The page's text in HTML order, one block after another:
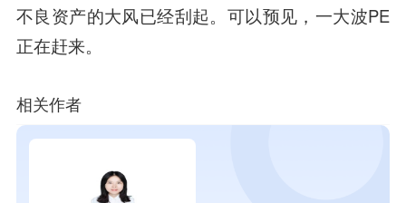
不良资产的大风已经刮起。可以预见，一大波PE
正在赶来。
相关作者